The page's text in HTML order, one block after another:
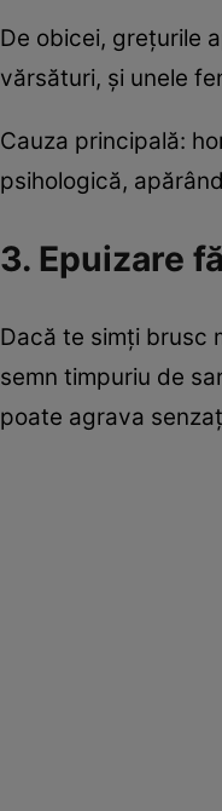
De obicei, grețurile
vărsături, și unele
Cauza principală:
psihologică,
3. Epuizare
Dacă te simți brusc
semn timpuriu de
poate agrava